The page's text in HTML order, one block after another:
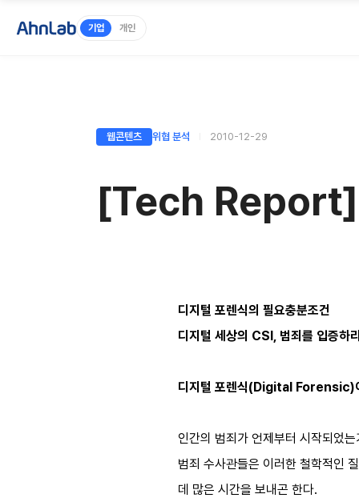
기업 개인
웹콘텐츠 위협 분석 2010-12-29
[Tech Report]
디지털 포렌식의 필요충분조건
디지털 세상의 CSI, 범죄를 입증하
디지털 포렌식(Digital Forensic)
인간의 범죄가 언제부터 시작되었
범죄 수사관들은 이러한 철학적인
데 많은 시간을 보내곤 한다.